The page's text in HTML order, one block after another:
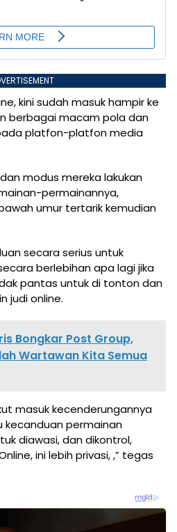
kini sudah masuk hampir ke
berbagai macam pola dan
platfon-platfon media
modus mereka lakukan
permainannya,
umur tertarik kemudian
secara serius untuk
berlebihan apa lagi jika
pantas untuk di tonton dan
judi online.
Bongkar Post Group,
Wartawan Kita Semua
masuk kecenderungannya
permainan
diawasi, dan dikontrol,
ini lebih privasi, ,” tegas